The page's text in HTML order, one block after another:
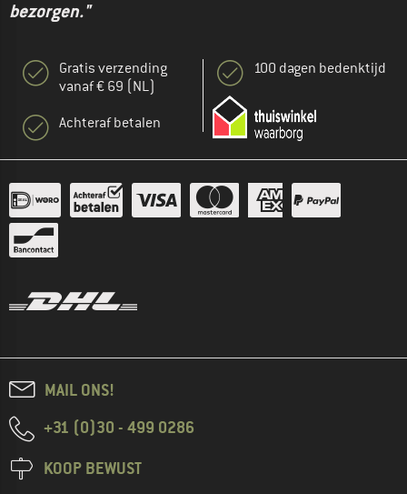
bezorgen."
Gratis verzending
vanaf € 69 (NL)
Achteraf betalen
100 dagen bedenktijd
MAIL ONS!
+31 (0)30 - 499 0286
KOOP BEWUST